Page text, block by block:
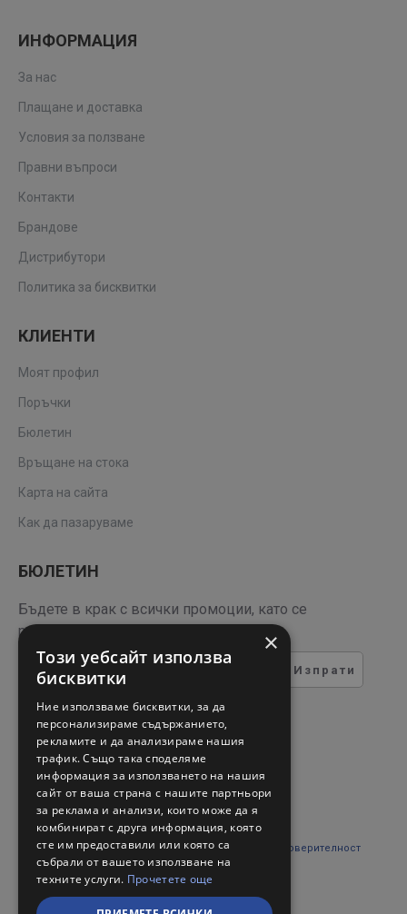
ИНФОРМАЦИЯ
За нас
Плащане и доставка
Условия за ползване
Правни въпроси
Контакти
Брандове
Дистрибутори
Политика за бисквитки
КЛИЕНТИ
Моят профил
Поръчки
Бюлетин
Връщане на стока
Карта на сайта
Как да пазаруваме
БЮЛЕТИН
Бъдете в крак с всички промоции, като се
регистрирате за нашия бюлетин
Изпрати
ТЕСТ ЗА СИГУРНОСТ
Въведете кода в полето
отдолу
Прочетох и съм съгласен с Правни въпроси и поверителност
×
Този уебсайт използва
бисквитки
Ние използваме бисквитки, за да
персонализираме съдържанието,
рекламите и да анализираме нашия
трафик. Също така споделяме
информация за използването на нашия
сайт от ваша страна с нашите партньори
за реклама и анализи, които може да я
комбинират с друга информация, която
сте им предоставили или която са
събрали от вашето използване на
техните услуги. Прочетете още